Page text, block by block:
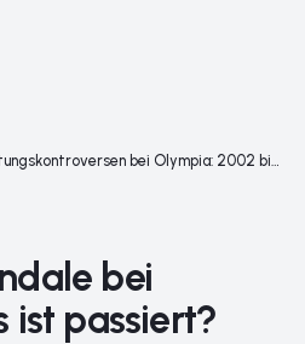
Wertungskontroversen bei Olympia: 2002 bis Mailand 2026
bei
ist passiert?